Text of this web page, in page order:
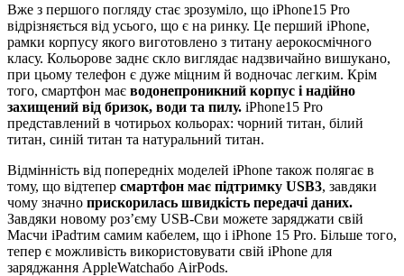
Вже з першого погляду стає зрозуміло, що iPhone15 Pro
відрізняється від усього, що є на ринку. Це перший iPhone,
рамки корпусу якого виготовлено з титану аерокосмічного
класу. Кольорове заднє скло виглядає надзвичайно вишукано,
при цьому телефон є дуже міцним й водночас легким. Крім
того, смартфон має водонепроникний корпус і надійно
захищений від бризок, води та пилу. iPhone15 Pro
представлений в чотирьох кольорах: чорний титан, білий
титан, синій титан та натуральний титан.
Відмінність від попередніх моделей iPhone також полягає в
тому, що відтепер смартфон має підтримку USB3, завдяки
чому значно прискорилась швидкість передачі даних.
Завдяки новому роз’єму USB-Cви можете заряджати свій
Macчи iPadтим самим кабелем, що і iPhone 15 Pro. Більше того,
тепер є можливість використовувати свій iPhone для
заряджання AppleWatchабо AirPods.